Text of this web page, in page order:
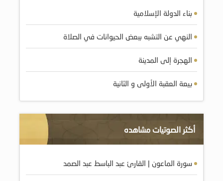
بناء الدولة الإسلامية
النهي عن التشبه ببعض الحيوانات في الصلاة
الهجرة إلى المدينة
بيعة العقبة الأولى و الثانية
أكثر الصوتيات مشاهده
سورة الماعون | القارئ عبد الباسط عبد الصمد